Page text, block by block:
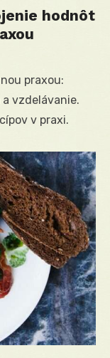
hodnôt
praxou:
vzdelávanie.
v praxi.